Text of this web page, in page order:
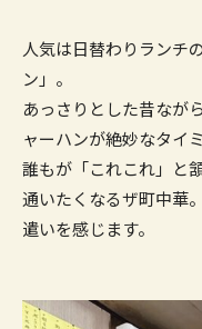
人気は日替わりランチ
ン」。
あっさりとした昔なが
ャーハンが絶妙なタイ
誰もが「これこれ」と
通いたくなるザ町中華
遣いを感じます。